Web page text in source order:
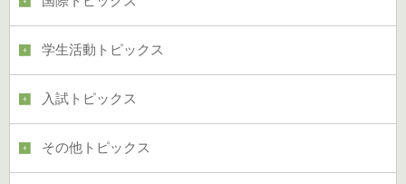
学生活動トピックス
入試トピックス
その他トピックス